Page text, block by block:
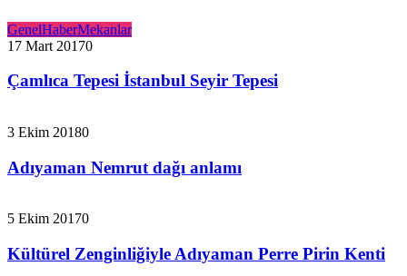
GenelHaberMekanlar
17 Mart 20170
Çamlıca Tepesi İstanbul Seyir Tepesi
3 Ekim 20180
Adıyaman Nemrut dağı anlamı
5 Ekim 20170
Kültürel Zenginliğiyle Adıyaman Perre Pirin Kenti